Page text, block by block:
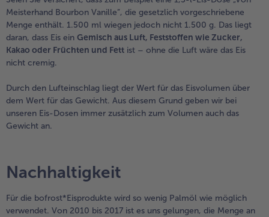
Meisterhand Bourbon Vanille”, die gesetzlich vorgeschriebene
Menge enthält. 1.500 ml wiegen jedoch nicht 1.500 g. Das liegt
daran, dass Eis ein Gemisch aus Luft, Feststoffen wie Zucker,
Kakao oder Früchten und Fett ist – ohne die Luft wäre das Eis
nicht cremig.
Durch den Lufteinschlag liegt der Wert für das Eisvolumen über
dem Wert für das Gewicht. Aus diesem Grund geben wir bei
unseren Eis-Dosen immer zusätzlich zum Volumen auch das
Gewicht an.
Nachhaltigkeit
Für die bofrost*Eisprodukte wird so wenig Palmöl wie möglich
verwendet. Von 2010 bis 2017 ist es uns gelungen, die Menge an